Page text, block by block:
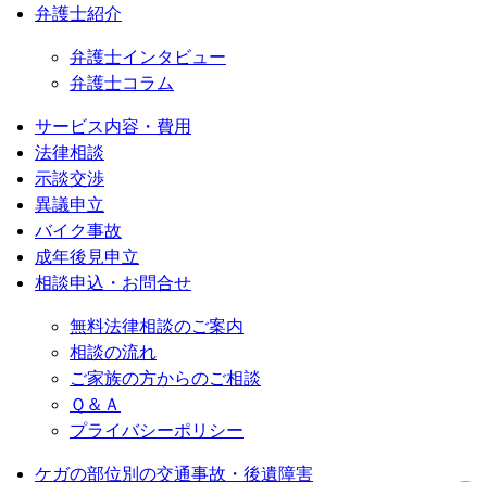
弁護士紹介
弁護士インタビュー
弁護士コラム
サービス内容・費用
法律相談
示談交渉
異議申立
バイク事故
成年後見申立
相談申込・お問合せ
無料法律相談のご案内
相談の流れ
ご家族の方からのご相談
Ｑ＆Ａ
プライバシーポリシー
ケガの部位別の交通事故・後遺障害